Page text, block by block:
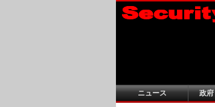
ニュース 政府